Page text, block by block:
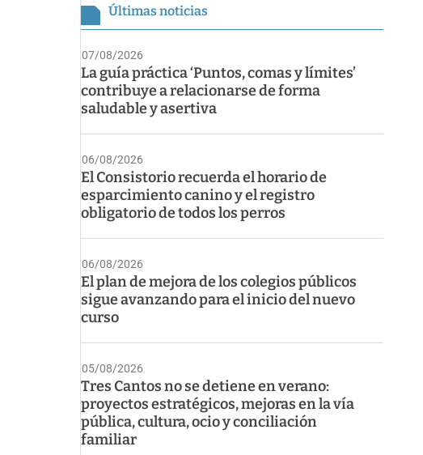
Últimas noticias
07/08/2026
La guía práctica ‘Puntos, comas y límites’
contribuye a relacionarse de forma
saludable y asertiva
06/08/2026
El Consistorio recuerda el horario de
esparcimiento canino y el registro
obligatorio de todos los perros
06/08/2026
El plan de mejora de los colegios públicos
sigue avanzando para el inicio del nuevo
curso
05/08/2026
Tres Cantos no se detiene en verano:
proyectos estratégicos, mejoras en la vía
pública, cultura, ocio y conciliación
familiar